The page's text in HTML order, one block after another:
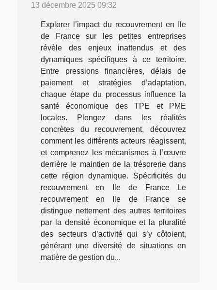
13 décembre 2025 09:32
Explorer l’impact du recouvrement en Ile
de France sur les petites entreprises
révèle des enjeux inattendus et des
dynamiques spécifiques à ce territoire.
Entre pressions financières, délais de
paiement et stratégies d’adaptation,
chaque étape du processus influence la
santé économique des TPE et PME
locales. Plongez dans les réalités
concrètes du recouvrement, découvrez
comment les différents acteurs réagissent,
et comprenez les mécanismes à l’œuvre
derrière le maintien de la trésorerie dans
cette région dynamique. Spécificités du
recouvrement en Ile de France Le
recouvrement en Ile de France se
distingue nettement des autres territoires
par la densité économique et la pluralité
des secteurs d’activité qui s’y côtoient,
générant une diversité de situations en
matière de gestion du...